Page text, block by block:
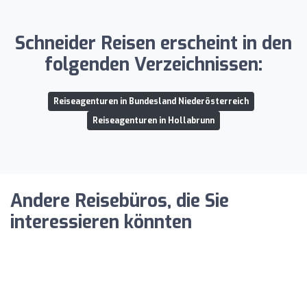
Schneider Reisen erscheint in den
folgenden Verzeichnissen:
Reiseagenturen in Bundesland Niederösterreich
Reiseagenturen in Hollabrunn
Andere Reisebüros, die Sie
interessieren könnten